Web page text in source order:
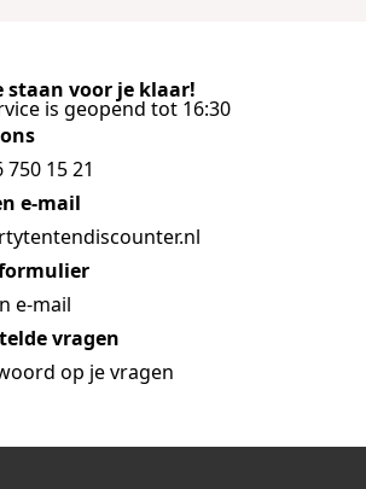
staan voor je klaar!
is geopend tot 16:30
750 15 21
e-mail
e-mail
vragen
op je vragen